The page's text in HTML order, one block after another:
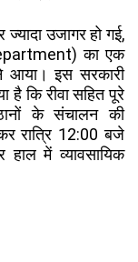
उजागर हो गई,
का एक
इस सरकारी
है कि रीवा सहित पूरे
के संचालन की
रात्रि 12:00 बजे
में व्यावसायिक